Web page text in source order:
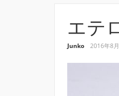
エテ
Junko 2016年8